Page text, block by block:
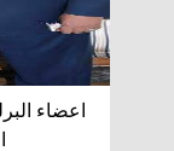
اعضاء